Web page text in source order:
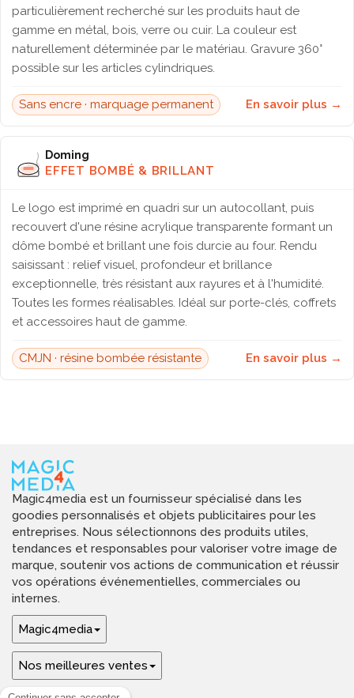
particulièrement recherché sur les produits haut de
gamme en métal, bois, verre ou cuir. La couleur est
naturellement déterminée par le matériau. Gravure 360°
possible sur les articles cylindriques.
Sans encre · marquage permanent En savoir plus →
Doming
EFFET BOMBÉ & BRILLANT
Le logo est imprimé en quadri sur un autocollant, puis
recouvert d'une résine acrylique transparente formant un
dôme bombé et brillant une fois durcie au four. Rendu
saisissant : relief visuel, profondeur et brillance
exceptionnelle, très résistant aux rayures et à l'humidité.
Toutes les formes réalisables. Idéal sur porte-clés, coffrets
et accessoires haut de gamme.
CMJN · résine bombée résistante En savoir plus →
Magic4media est un fournisseur spécialisé dans les
goodies personnalisés et objets publicitaires pour les
entreprises. Nous sélectionnons des produits utiles,
tendances et responsables pour valoriser votre image de
marque, soutenir vos actions de communication et réussir
vos opérations événementielles, commerciales ou
internes.
Magic4media
Nos meilleures ventes